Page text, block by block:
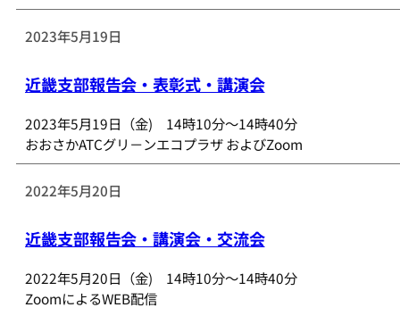
2023年5月19日
近畿支部報告会・表彰式・講演会
2023年5月19日（金) 14時10分～14時40分
おおさかATCグリ－ンエコプラザ およびZoom
2022年5月20日
近畿支部報告会・講演会・交流会
2022年5月20日（金) 14時10分～14時40分
ZoomによるWEB配信